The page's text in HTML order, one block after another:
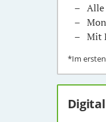
Alle
Mit
*Im